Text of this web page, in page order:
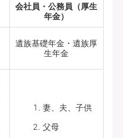
会社員・公務員（厚生
年金）
遺族基礎年金・遺族厚
生年金
妻、夫、子供
父母